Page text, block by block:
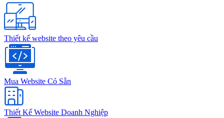
Thiết kế website theo yêu cầu
Mua Website Có Sẵn
Thiết Kế Website Doanh Nghiệp